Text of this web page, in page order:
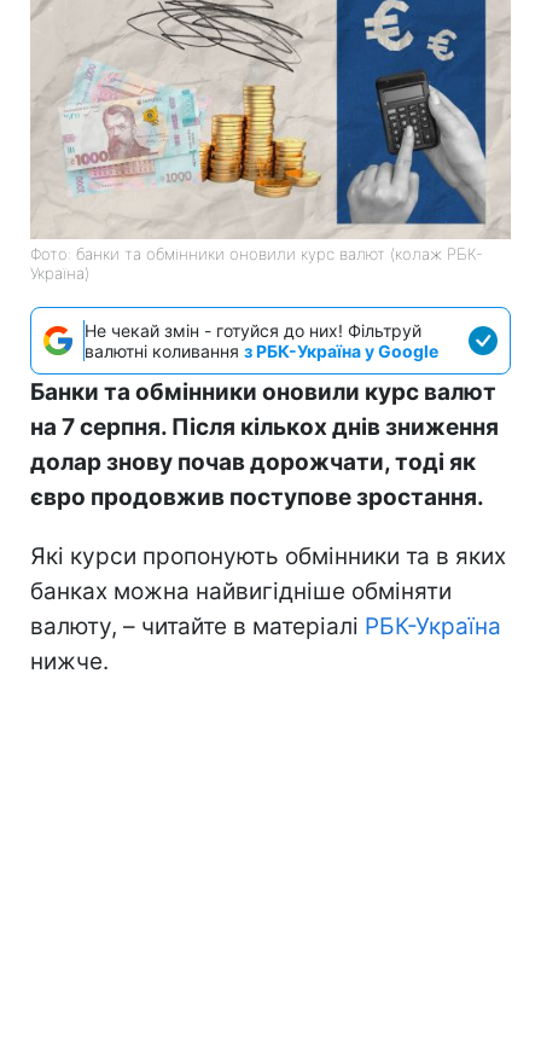
Фото: банки та обмінники оновили курс валют (колаж РБК-
Україна)
Не чекай змін - готуйся до них! Фільтруй
валютні коливання з РБК-Україна у Google
Банки та обмінники оновили курс валют
на 7 серпня. Після кількох днів зниження
долар знову почав дорожчати, тоді як
євро продовжив поступове зростання.
Які курси пропонують обмінники та в яких
банках можна найвигідніше обміняти
валюту, – читайте в матеріалі РБК-Україна
нижче.